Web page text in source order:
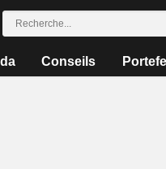
Conseils